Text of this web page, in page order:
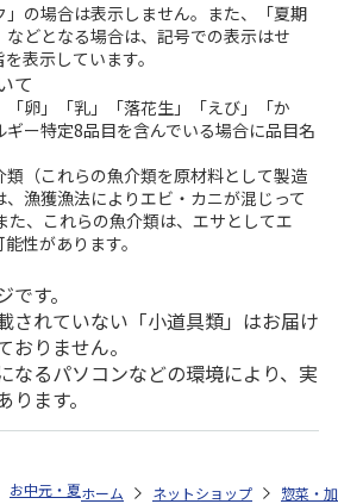
の場合は表示しません。また、「夏期
どとなる場合は、記号での表示はせ
表示しています。
て
卵」「乳」「落花生」「えび」「か
ー特定8品目を含んでいる場合に品目名
（これらの魚介類を原材料として製造
漁獲漁法によりエビ・カニが混じって
た、これらの魚介類は、エサとしてエ
性があります。
す。
されていない「小道具類」はお届け
おりません。
なるパソコンなどの環境により、実
ます。
お中元・夏ギフト特集 2026 ゆうゆうギフト
ホーム ネットショップ 惣菜・